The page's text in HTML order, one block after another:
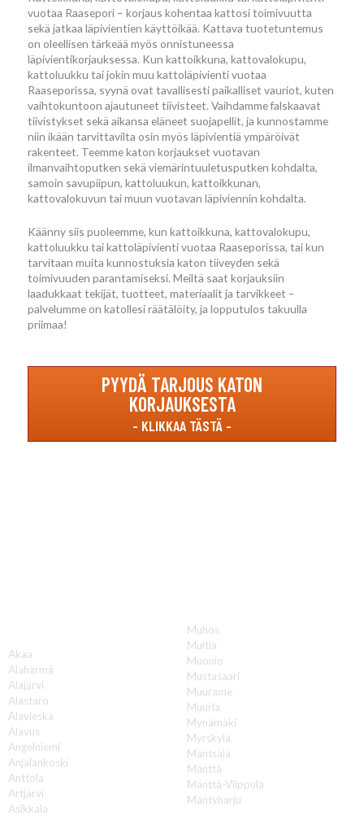
vuotaa Raasepori – korjaus kohentaa kattosi toimivuutta
sekä jatkaa läpivientien käyttöikää. Kattava tuotetuntemus
on oleellisen tärkeää myös onnistuneessa
läpivientikorjauksessa. Kun kattoikkuna, kattovalokupu,
kattoluukku tai jokin muu kattoläpivienti vuotaa
Raaseporissa, syynä ovat tavallisesti paikalliset vauriot, kuten
vaihtokuntoon ajautuneet tiivisteet. Vaihdamme falskaavat
tiivistykset sekä aikansa eläneet suojapellit, ja kunnostamme
niin ikään tarvittavilta osin myös läpivientiä ympäröivät
rakenteet. Teemme katon korjaukset vuotavan
ilmanvaihtoputken sekä viemärintuuletusputken kohdalta,
samoin savupiipun, kattoluukun, kattoikkunan,
kattovalokuvun tai muun vuotavan läpiviennin kohdalta.
Käänny siis puoleemme, kun kattoikkuna, kattovalokupu,
kattoluukku tai kattoläpivienti vuotaa Raaseporissa, tai kun
tarvitaan muita kunnostuksia katon tiiveyden sekä
toimivuuden parantamiseksi. Meiltä saat korjauksiin
laadukkaat tekijät, tuotteet, materiaalit ja tarvikkeet –
palvelumme on katollesi räätälöity, ja lopputulos takuulla
priimaa!
PYYDÄ TARJOUS KATON
KORJAUKSESTA
Akaa
Alahärmä
Alajärvi
Alastaro
Alavieska
Alavus
Angelniemi
Anjalankoski
Anttola
Artjärvi
Asikkala
Muhos
Multia
Muonio
Mustasaari
Muurame
Muurla
Mynämäki
Myrskylä
Mäntsälä
Mänttä
Mänttä-Vilppula
Mäntyharju